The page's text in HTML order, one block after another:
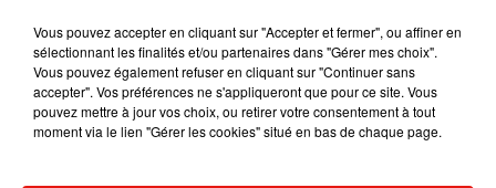
sonaturalcosmetik@gmail.com
Vous pouvez accepter en cliquant sur "Accepter et fermer", ou affiner en
sélectionnant les finalités et/ou partenaires dans "Gérer mes choix".
Vous pouvez également refuser en cliquant sur "Continuer sans
accepter". Vos préférences ne s'appliqueront que pour ce site. Vous
pouvez mettre à jour vos choix, ou retirer votre consentement à tout
moment via le lien "Gérer les cookies" situé en bas de chaque page.